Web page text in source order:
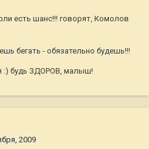
есть шанс!!! говорят, Комолов
бегать - обязательно будешь!!!
:) будь ЗДОРОВ, малыш!
2009